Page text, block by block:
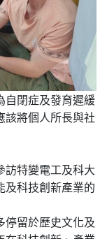
自閉症及發育遲緩
該將個人所長與社
訪特變電工及科大
及科技創新產業的
停留於歷史文化及